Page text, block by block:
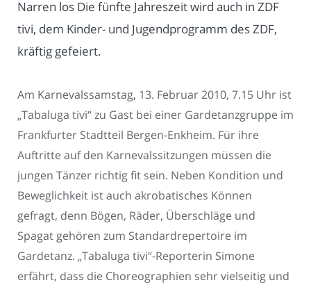
Narren los Die fünfte Jahreszeit wird auch in ZDF
tivi, dem Kinder- und Jugendprogramm des ZDF,
kräftig gefeiert.
Am Karnevalssamstag, 13. Februar 2010, 7.15 Uhr ist
„Tabaluga tivi“ zu Gast bei einer Gardetanzgruppe im
Frankfurter Stadtteil Bergen-Enkheim. Für ihre
Auftritte auf den Karnevalssitzungen müssen die
jungen Tänzer richtig fit sein. Neben Kondition und
Beweglichkeit ist auch akrobatisches Können
gefragt, denn Bögen, Räder, Überschläge und
Spagat gehören zum Standardrepertoire im
Gardetanz. „Tabaluga tivi“-Reporterin Simone
erfährt, dass die Choreographien sehr vielseitig und